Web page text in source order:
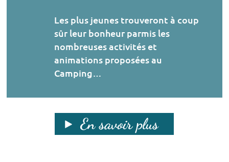
Les plus jeunes trouveront à coup
sûr leur bonheur parmis les
nombreuses activités et
animations proposées au
Camping…
En savoir plus